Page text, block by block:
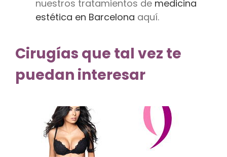
nuestros tratamientos de medicina
estética en Barcelona aquí.
Cirugías que tal vez te
puedan interesar